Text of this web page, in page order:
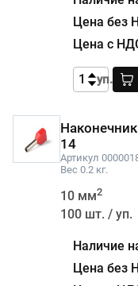
уп.
14
Артикул
Вес 0.2 кг.
10 мм2
100 шт. / уп.